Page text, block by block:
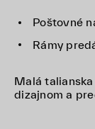
Poštovné
Rámy
Malá
dizajnom a